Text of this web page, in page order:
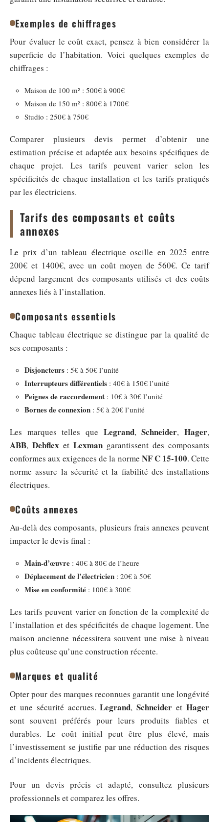
Exemples de chiffrages
Pour évaluer le coût exact, pensez à bien considérer la
superficie de l’habitation. Voici quelques exemples de
chiffrages :
Maison de 100 m² : 500€ à 900€
Maison de 150 m² : 800€ à 1700€
Studio : 250€ à 750€
Comparer plusieurs devis permet d’obtenir une
estimation précise et adaptée aux besoins spécifiques de
chaque projet. Les tarifs peuvent varier selon les
spécificités de chaque installation et les tarifs pratiqués
par les électriciens.
Tarifs des composants et coûts
annexes
Le prix d’un tableau électrique oscille en 2025 entre
200€ et 1400€, avec un coût moyen de 560€. Ce tarif
dépend largement des composants utilisés et des coûts
annexes liés à l’installation.
Composants essentiels
Chaque tableau électrique se distingue par la qualité de
ses composants :
Disjoncteurs : 5€ à 50€ l’unité
Interrupteurs différentiels : 40€ à 150€ l’unité
Peignes de raccordement : 10€ à 30€ l’unité
Bornes de connexion : 5€ à 20€ l’unité
Les marques telles que Legrand,Schneider,Hager,
ABB, Debflex et Lexman garantissent des composants
conformes aux exigences de la norme NF C 15-100. Cette
norme assure la sécurité et la fiabilité des installations
électriques.
Coûts annexes
Au-delà des composants, plusieurs frais annexes peuvent
impacter le devis final :
Main-d’œuvre : 40€ à 80€ de l’heure
Déplacement de l’électricien : 20€ à 50€
Mise en conformité : 100€ à 300€
Les tarifs peuvent varier en fonction de la complexité de
l’installation et des spécificités de chaque logement. Une
maison ancienne nécessitera souvent une mise à niveau
plus coûteuse qu’une construction récente.
Marques et qualité
Opter pour des marques reconnues garantit une longévité
et une sécurité accrues.Legrand,Schneider etHager
sont souvent préférés pour leurs produits fiables et
durables. Le coût initial peut être plus élevé, mais
l’investissement se justifie par une réduction des risques
d’incidents électriques.
Pour un devis précis et adapté, consultez plusieurs
professionnels et comparez les offres.